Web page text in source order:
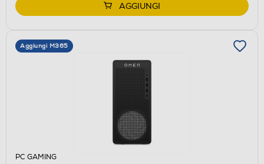
AGGIUNGI
Aggiungi M365
PC GAMING